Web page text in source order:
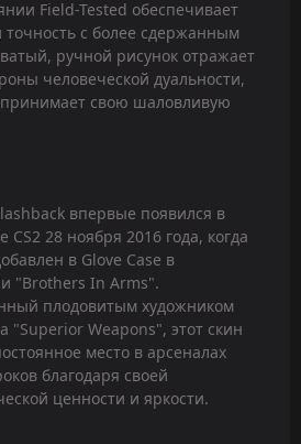
Field-Tested обеспечивает
с более сдержанным
ручной рисунок отражает
человеческой дуальности,
принимает свою шаловливую
впервые появился в
CS2 28 ноября 2016 года, когда
в Glove Case в
"Brothers In Arms".
плодовитым художником
"Superior Weapons", этот скин
место в арсеналах
благодаря своей
ценности и яркости.